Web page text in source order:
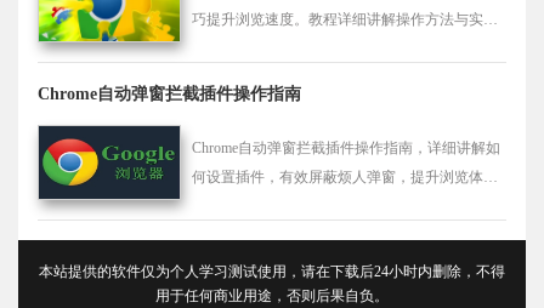
巧提升浏览速度。教程详细讲解操作方法与实用
Chrome自动弹窗拦截插件操作指南
Chrome自动弹窗拦截插件操作指南，详细讲解如
何设置插件，有效屏蔽烦人弹窗，提升浏览体
本站提供的软件仅为个人学习测试使用，请在下载后24小时内删除，不得
用于任何商业用途，否则后果自负。